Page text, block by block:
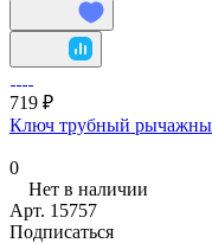
719 ₽
Ключ трубный
0
Нет в наличии
Арт. 15757
Подписаться